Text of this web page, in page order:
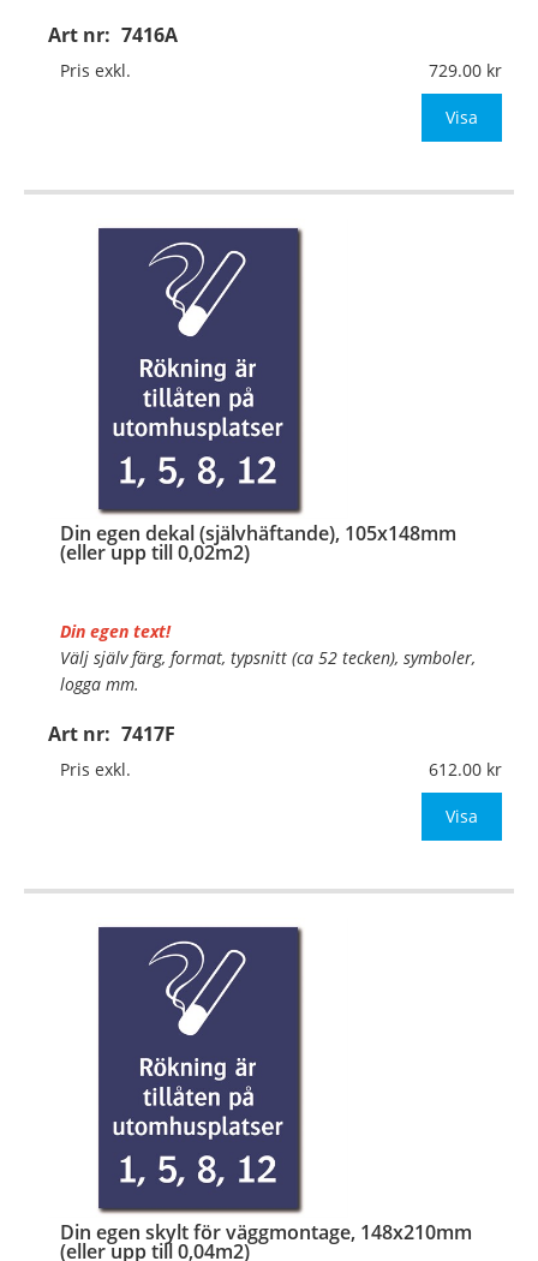
Art nr: 7416A
Material:Plan aluminium, 0,7mm (väggmontage)
Mått:105x148mm (eller annat mått upp till 0,02m²)
Pris exkl. 729.00
Visa
Din egen dekal (självhäftande), 105x148mm
(eller upp till 0,02m2)
Art nr: 7417F
Din egen text!
Välj själv färg, format, typsnitt (ca 52 tecken), symboler,
logga mm.
Material:Självhäftande folie
Mått:105x148mm (eller annat mått upp till 0,02m²)
Pris exkl. 612.00
Visa
Din egen skylt för väggmontage, 148x210mm
(eller upp till 0,04m2)